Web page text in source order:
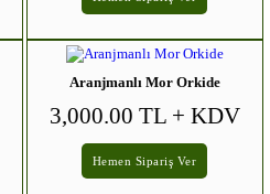
Aranjmanlı Mor Orkide
3,000.00 TL + KDV
Hemen Sipariş Ver